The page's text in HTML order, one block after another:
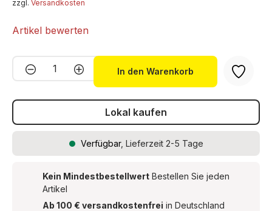
zzgl. Versandkosten
Artikel bewerten
Produkt Anzahl: Gib den
In den Warenkorb
Lokal kaufen
Verfügbar, Lieferzeit 2-5 Tage
Kein Mindestbestellwert Bestellen Sie jeden
Artikel
Ab 100 € versandkostenfrei in Deutschland